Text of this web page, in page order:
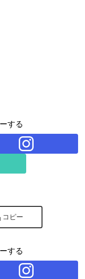
する
コピー
する